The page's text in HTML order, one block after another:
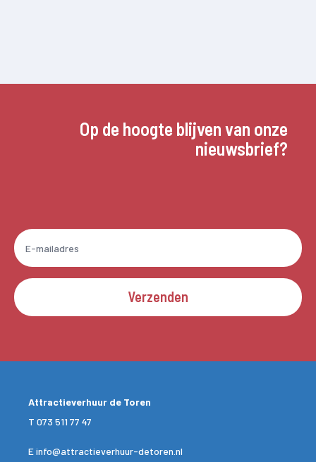
Op de hoogte blijven van onze
nieuwsbrief?
Verzenden
Attractieverhuur de Toren
T 073 511 77 47
Einfo@attractieverhuur-detoren.nl